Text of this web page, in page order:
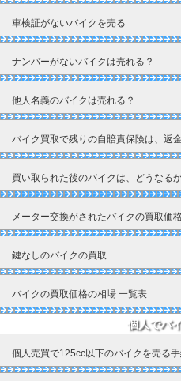
車検証がないバイクを売る
ナンバーがないバイクは売れる？
他人名義のバイクは売れる？
バイク買取で残りの自賠責保険は、返
買い取られた後のバイクは、どうなる
メーター交換がされたバイクの買取価
鍵なしのバイクの買取
バイクの買取価格の相場 一覧表
個人でバ
個人売買で125cc以下のバイクを売る